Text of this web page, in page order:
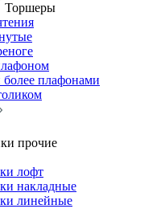
Торшеры
плафонами
прочие
лофт
накладные
линейные